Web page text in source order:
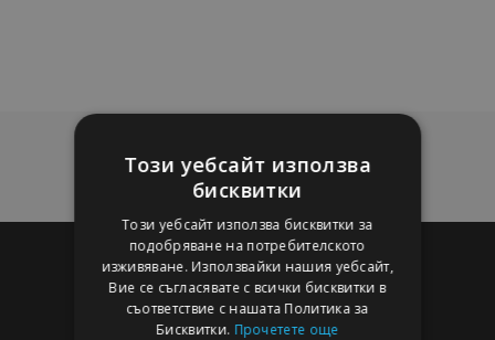
Този уебсайт използва
бисквитки
Този уебсайт използва бисквитки за
подобряване на потребителското
изживяване. Използвайки нашия уебсайт,
Вие се съгласявате с всички бисквитки в
съответствие с нашата Политика за
Бисквитки. Прочетете още